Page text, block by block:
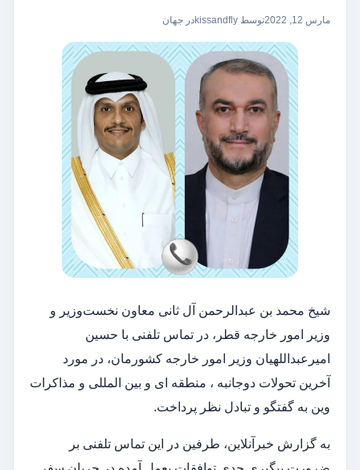
مارس 12, 2022 توسط kissandfly در جهان
شیخ محمد بن عبدالرحمن آل ثانی معاون نخست‌وزیر و
وزیر امور خارجه قطر، در تماس تلفنی با حسین
امیرعبداللهیان وزیر امور خارجه کشورمان، در مورد
آخرین تحولات دوجانبه ، منطقه ای و بین المللی و مذاکرات
وین به گفتگو و تبادل نظر پرداخت.
به گزارش خبرآنلاین، طرفین در این تماس تلفنی بر